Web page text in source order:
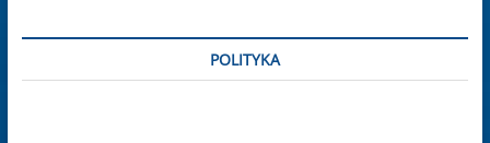
POLITYKA